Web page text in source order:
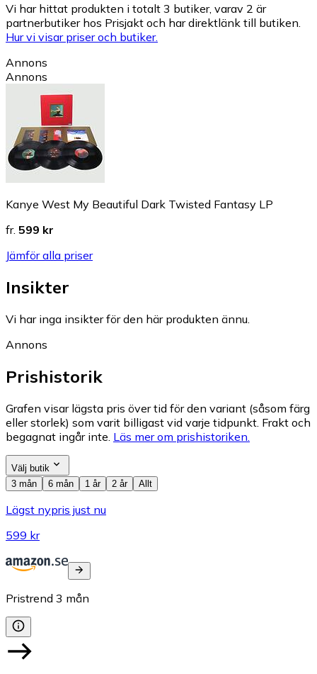
Vi har hittat produkten i totalt 3 butiker, varav 2 är
partnerbutiker hos Prisjakt och har direktlänk till butiken.
Hur vi visar priser och butiker.
Annons
Annons
Kanye West My Beautiful Dark Twisted Fantasy LP
fr. 599 kr
Jämför alla priser
Insikter
Vi har inga insikter för den här produkten ännu.
Annons
Prishistorik
Grafen visar lägsta pris över tid för den variant (såsom färg
eller storlek) som varit billigast vid varje tidpunkt. Frakt och
begagnat ingår inte. Läs mer om prishistoriken.
Välj butik
3 mån
6 mån 1 år 2 år Allt
Lägst nypris just nu
599 kr
Pristrend 3 mån